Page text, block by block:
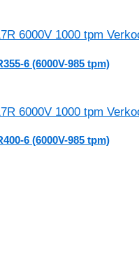
6 (6000V-985 tpm)
6 (6000V-985 tpm)